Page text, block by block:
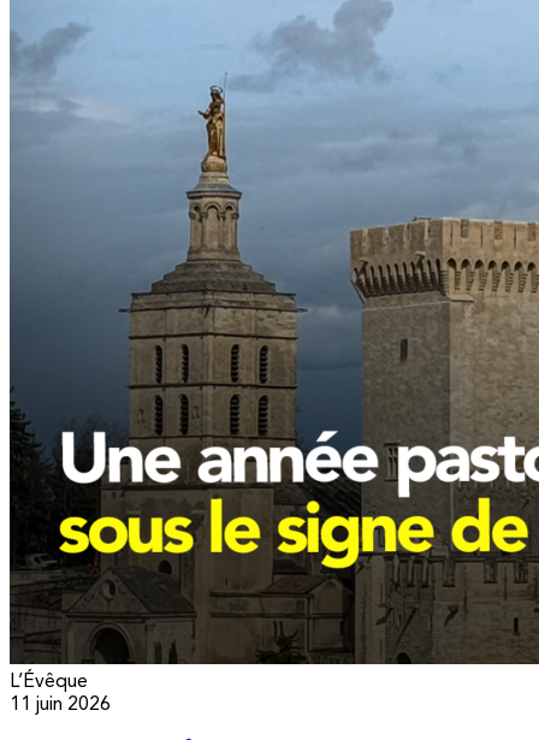
L’Évêque
11 juin 2026